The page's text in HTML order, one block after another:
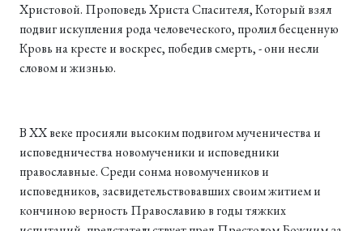
Христовой. Проповедь Христа Спасителя, Который взял
подвиг искупления рода человеческого, пролил бесценную
Кровь на кресте и воскрес, победив смерть, - они несли
словом и жизнью.
В XX веке просияли высоким подвигом мученичества и
исповедничества новомученики и исповедники
православные. Среди сонма новомучеников и
исповедников, засвидетельствовавших своим житием и
кончиною верность Православию в годы тяжких